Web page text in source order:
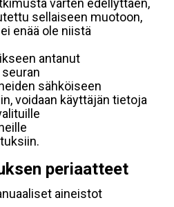
varten edellyttäen,
sellaiseen muotoon,
enää ole niistä
antanut
sähköiseen
voidaan käyttäjän tietoja
periaatteet
aineistot